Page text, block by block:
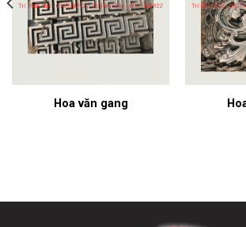
Hoa văn gang